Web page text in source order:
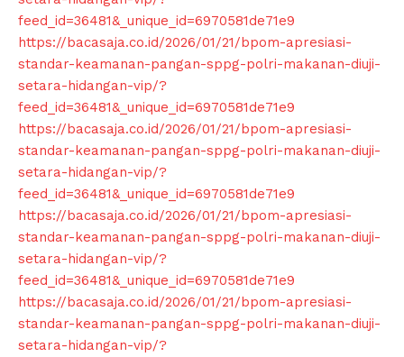
feed_id=36481&_unique_id=6970581de71e9
https://bacasaja.co.id/2026/01/21/bpom-apresiasi-
standar-keamanan-pangan-sppg-polri-makanan-diuji-
setara-hidangan-vip/?
feed_id=36481&_unique_id=6970581de71e9
https://bacasaja.co.id/2026/01/21/bpom-apresiasi-
standar-keamanan-pangan-sppg-polri-makanan-diuji-
setara-hidangan-vip/?
feed_id=36481&_unique_id=6970581de71e9
https://bacasaja.co.id/2026/01/21/bpom-apresiasi-
standar-keamanan-pangan-sppg-polri-makanan-diuji-
setara-hidangan-vip/?
feed_id=36481&_unique_id=6970581de71e9
https://bacasaja.co.id/2026/01/21/bpom-apresiasi-
standar-keamanan-pangan-sppg-polri-makanan-diuji-
setara-hidangan-vip/?